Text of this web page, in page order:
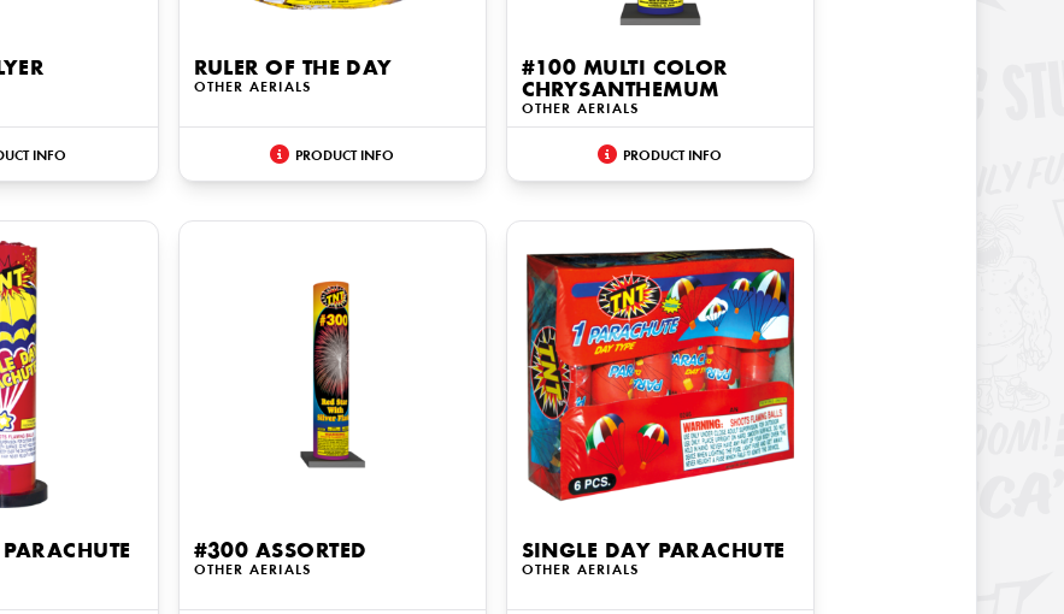
INFO
RULER OF THE DAY
OTHER AERIALS
PRODUCT INFO
#100 MULTI COLOR
CHRYSANTHEMUM
OTHER AERIALS
PRODUCT INFO
#300 ASSORTED
OTHER AERIALS
SINGLE DAY PARACHUTE
OTHER AERIALS